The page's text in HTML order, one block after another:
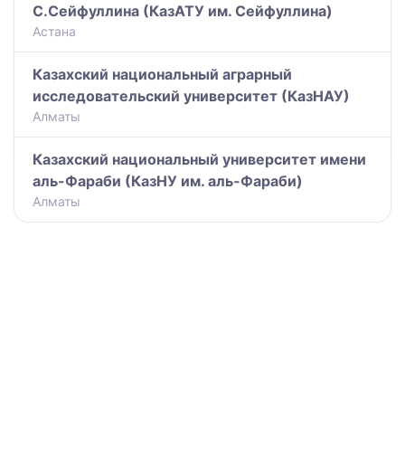
С.Сейфуллина (КазАТУ им. Сейфуллина)
Астана
Казахский национальный аграрный
исследовательский университет (КазНАУ)
Алматы
Казахский национальный университет имени
аль-Фараби (КазНУ им. аль-Фараби)
Алматы